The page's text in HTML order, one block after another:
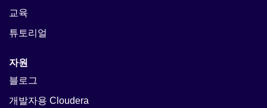
교육
튜토리얼
자원
블로그
개발자용 Cloudera